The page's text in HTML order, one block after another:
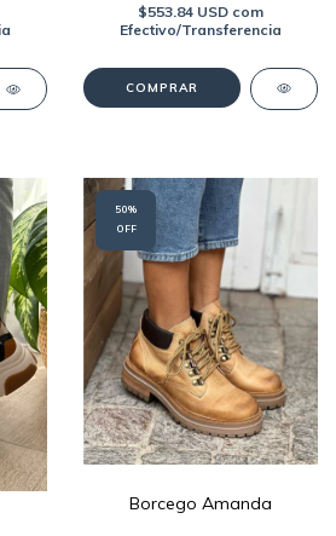
$553.84 USD com
Efectivo/Transferencia
COMPRAR
50%
OFF
Borcego Amanda